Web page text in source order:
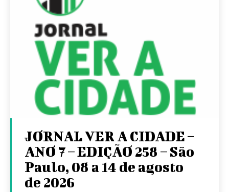
JORNAL VER A CIDADE –
ANO 7 – EDIÇÃO 258 – São
Paulo, 08 a 14 de agosto
de 2026